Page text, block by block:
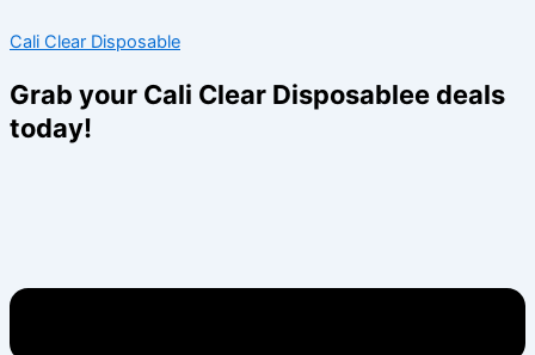
to
Cali Clear Disposable
Grab your Cali Clear Disposablee deals
today!